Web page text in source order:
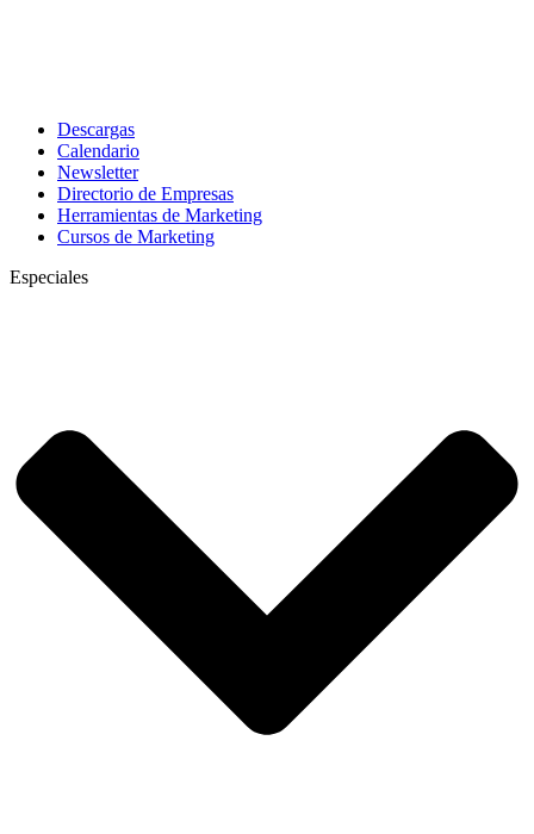
Descargas
Calendario
Newsletter
Directorio de Empresas
Herramientas de Marketing
Cursos de Marketing
Especiales